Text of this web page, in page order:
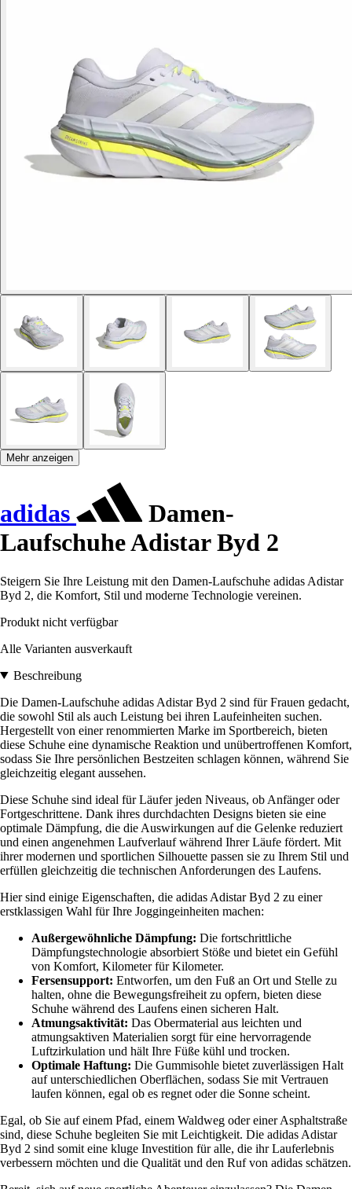
Mehr anzeigen
adidas
Damen-
Laufschuhe Adistar Byd 2
Steigern Sie Ihre Leistung mit den Damen-Laufschuhe adidas Adistar
Byd 2, die Komfort, Stil und moderne Technologie vereinen.
Produkt nicht verfügbar
Alle Varianten ausverkauft
Beschreibung
Die Damen-Laufschuhe adidas Adistar Byd 2 sind für Frauen gedacht,
die sowohl Stil als auch Leistung bei ihren Laufeinheiten suchen.
Hergestellt von einer renommierten Marke im Sportbereich, bieten
diese Schuhe eine dynamische Reaktion und unübertroffenen Komfort,
sodass Sie Ihre persönlichen Bestzeiten schlagen können, während Sie
gleichzeitig elegant aussehen.
Diese Schuhe sind ideal für Läufer jeden Niveaus, ob Anfänger oder
Fortgeschrittene. Dank ihres durchdachten Designs bieten sie eine
optimale Dämpfung, die die Auswirkungen auf die Gelenke reduziert
und einen angenehmen Laufverlauf während Ihrer Läufe fördert. Mit
ihrer modernen und sportlichen Silhouette passen sie zu Ihrem Stil und
erfüllen gleichzeitig die technischen Anforderungen des Laufens.
Hier sind einige Eigenschaften, die adidas Adistar Byd 2 zu einer
erstklassigen Wahl für Ihre Joggingeinheiten machen:
Außergewöhnliche Dämpfung: Die fortschrittliche
Dämpfungstechnologie absorbiert Stöße und bietet ein Gefühl
von Komfort, Kilometer für Kilometer.
Fersensupport: Entworfen, um den Fuß an Ort und Stelle zu
halten, ohne die Bewegungsfreiheit zu opfern, bieten diese
Schuhe während des Laufens einen sicheren Halt.
Atmungsaktivität: Das Obermaterial aus leichten und
atmungsaktiven Materialien sorgt für eine hervorragende
Luftzirkulation und hält Ihre Füße kühl und trocken.
Optimale Haftung: Die Gummisohle bietet zuverlässigen Halt
auf unterschiedlichen Oberflächen, sodass Sie mit Vertrauen
laufen können, egal ob es regnet oder die Sonne scheint.
Egal, ob Sie auf einem Pfad, einem Waldweg oder einer Asphaltstraße
sind, diese Schuhe begleiten Sie mit Leichtigkeit. Die adidas Adistar
Byd 2 sind somit eine kluge Investition für alle, die ihr Lauferlebnis
verbessern möchten und die Qualität und den Ruf von adidas schätzen.